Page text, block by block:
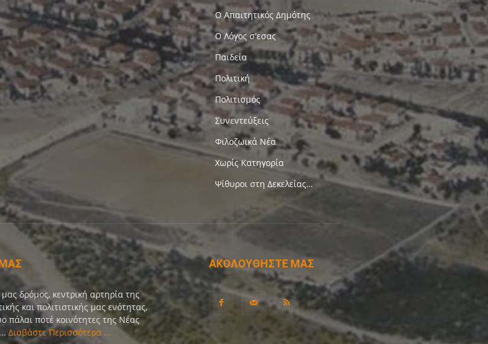
Ο Απαιτητικός Δημότης
Ο Λόγος σ'εσας
Παιδεία
Πολιτική
Πολιτισμός
Συνεντεύξεις
Φιλοζωικά Νέα
Χωρίς Κατηγορία
Ψίθυροι στη Δεκελείας…
μας δρόμος, κεντρική αρτηρία της
και πολιτιστικής μας ενότητας,
πάλαι ποτέ κοινότητες της Νέας
Διαβάστε Περισσότερα ...
ΑΚΟΛΟΥΘΗΣΤΕ ΜΑΣ